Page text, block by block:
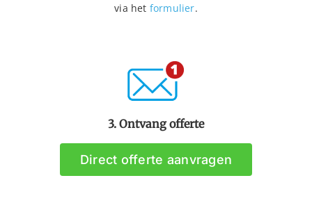
via het formulier.
3. Ontvang offerte
Direct offerte aanvragen